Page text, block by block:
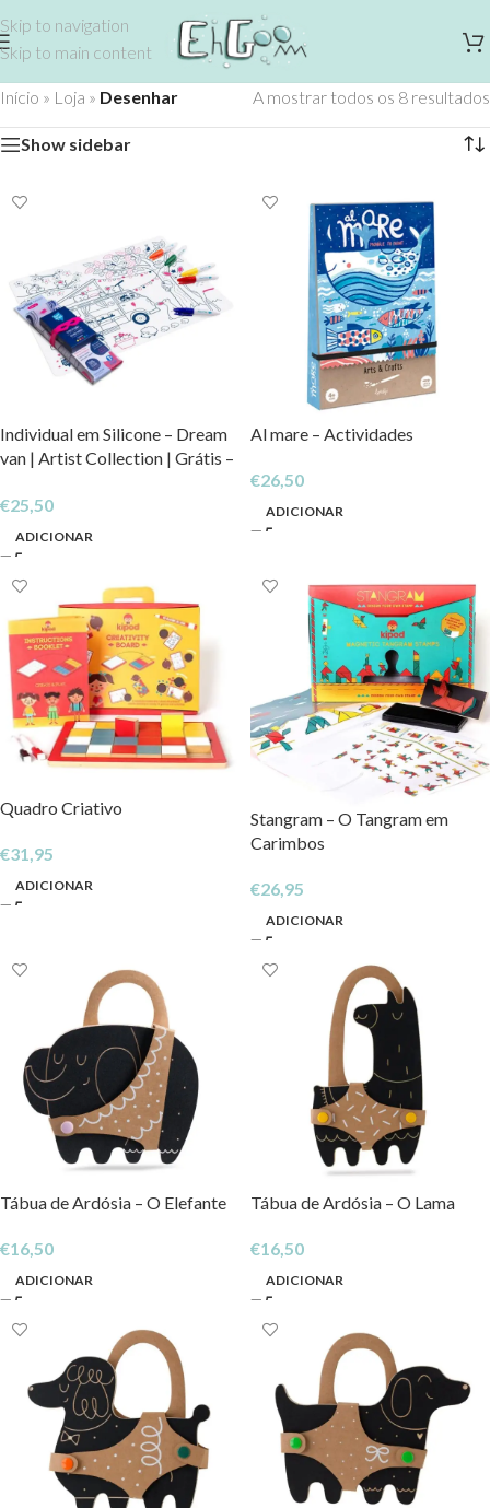
Skip to navigation
Skip to main content
Início » Loja » Desenhar A mostrar todos os 8 resultados
Show sidebar
Individual em Silicone – Dream
van | Artist Collection | Grátis –
Apagáveis
€25,50
ADICIONAR
Al mare – Actividades
€26,50
ADICIONAR
Quadro Criativo
€31,95
ADICIONAR
Stangram – O Tangram em
Carimbos
€26,95
ADICIONAR
Tábua de Ardósia – O Elefante
€16,50
ADICIONAR
Tábua de Ardósia – O Lama
€16,50
ADICIONAR